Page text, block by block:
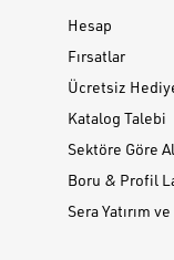
Hesap
Fırsatlar
Ücretsiz
Katalog Talebi
Sektöre Göre
Boru & Profil
Sera Yatırım